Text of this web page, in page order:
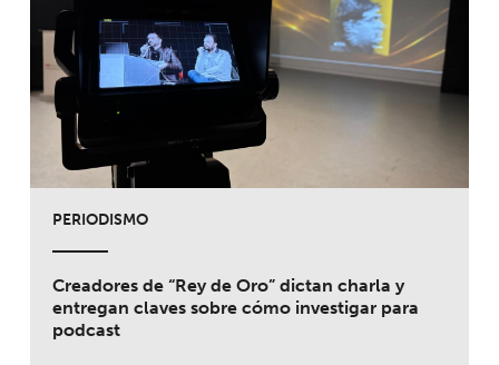
PERIODISMO
Creadores de “Rey de Oro” dictan charla y
entregan claves sobre cómo investigar para
podcast